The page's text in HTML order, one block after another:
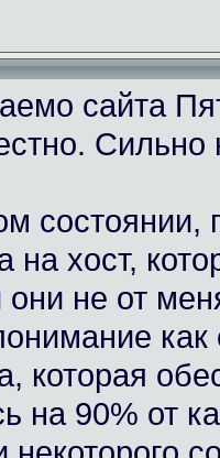
сайта
Сильно
состоянии,
на хост,
они не от
как
которая
на 90% от